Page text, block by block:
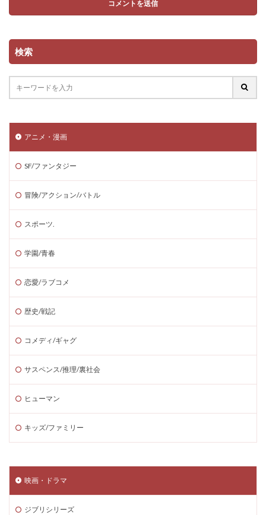
検索
アニメ・漫画
SF/ファンタジー
冒険/アクション/バトル
スポーツ.
学園/青春
恋愛/ラブコメ
歴史/戦記
コメディ/ギャグ
サスペンス/推理/裏社会
ヒューマン
キッズ/ファミリー
映画・ドラマ
ジブリシリーズ